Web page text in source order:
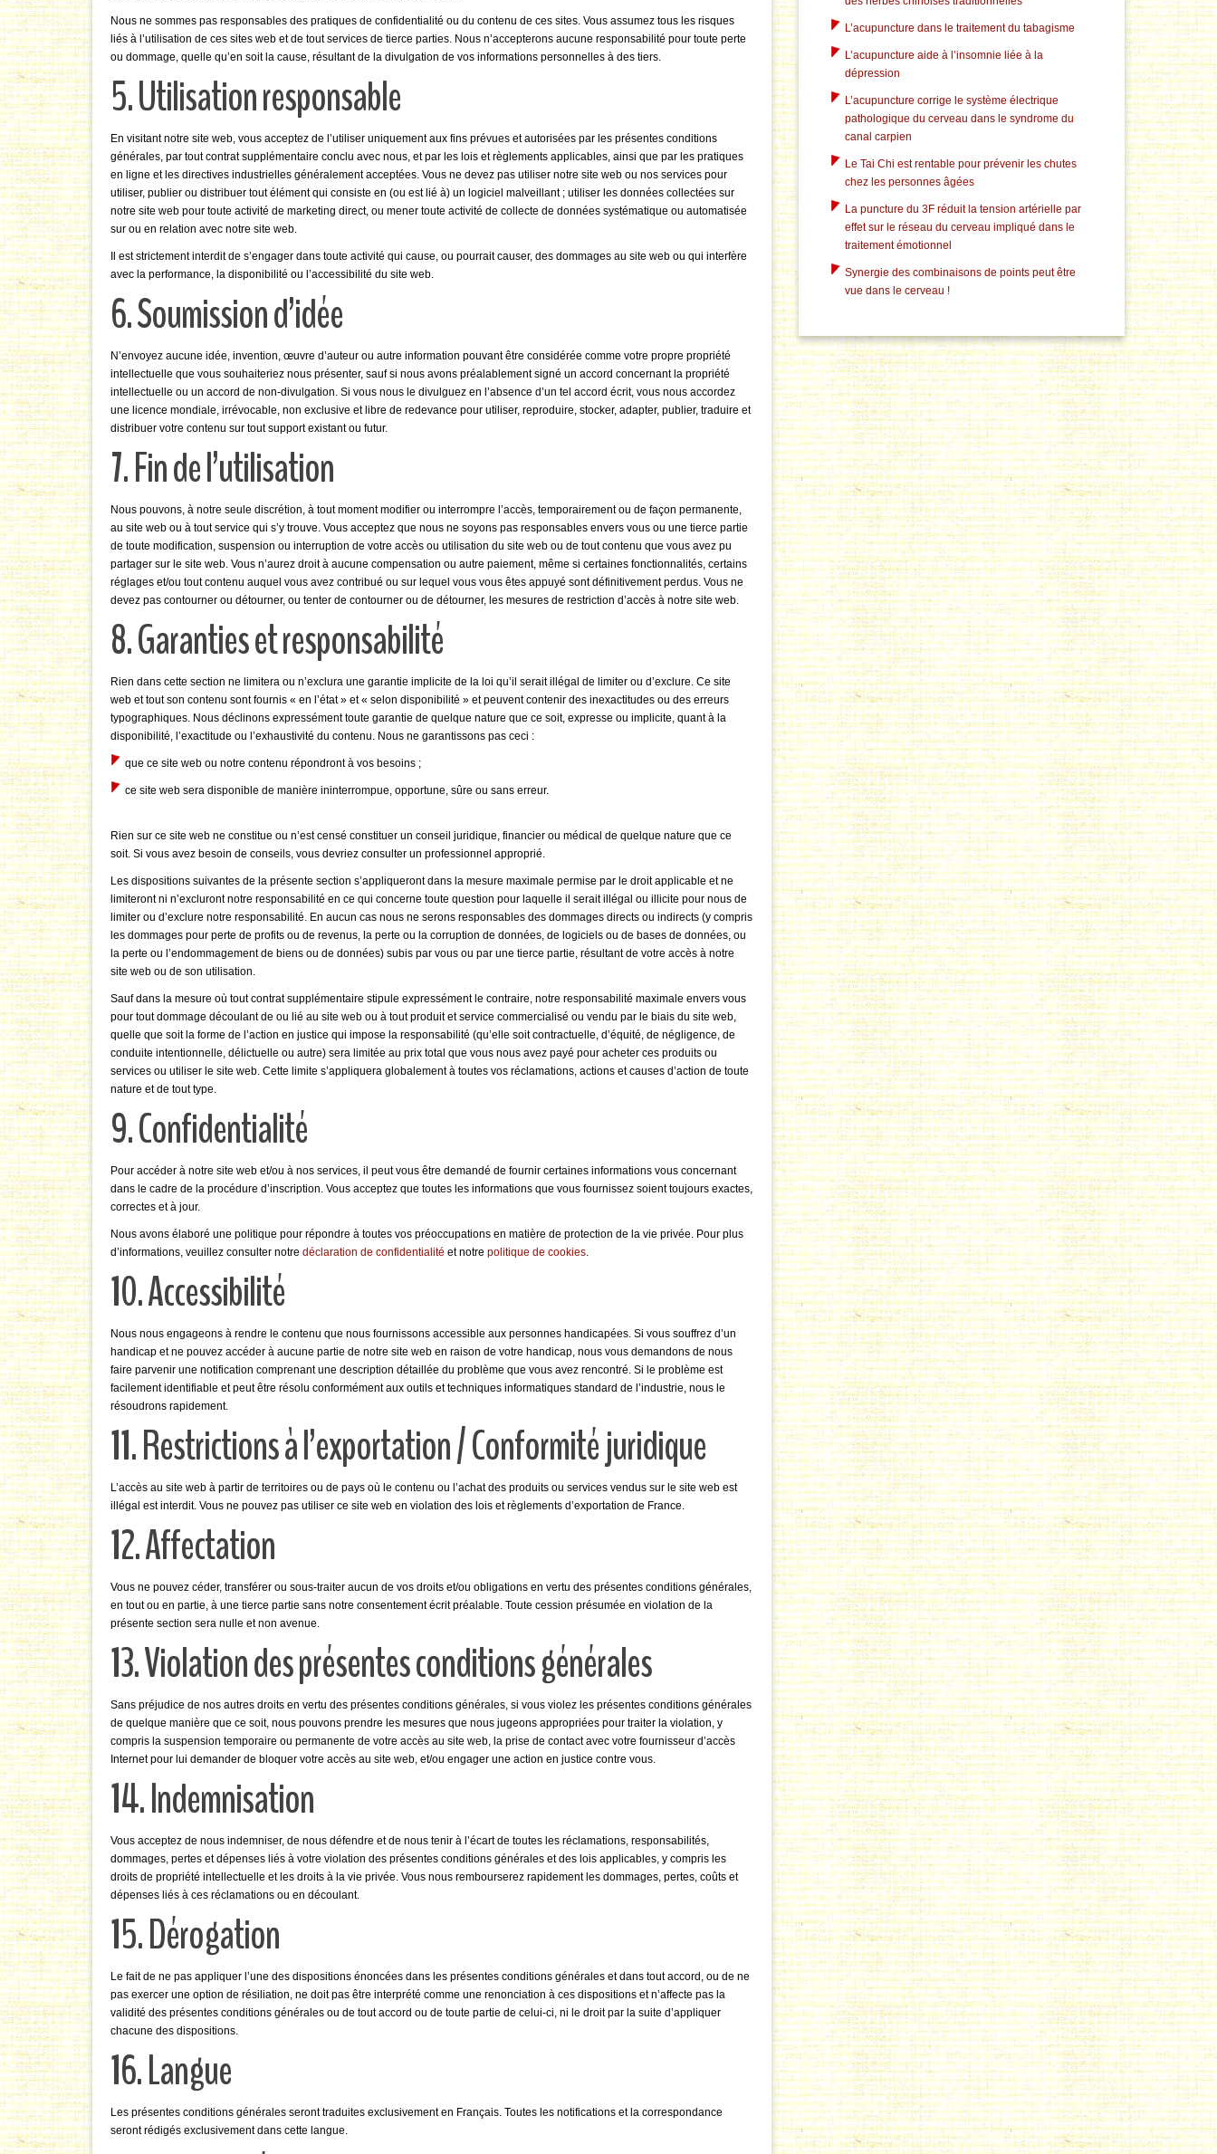
Nous ne sommes pas responsables des pratiques de confidentialité ou du contenu de ces sites. Vous assumez tous les risques
liés à l’utilisation de ces sites web et de tout services de tierce parties. Nous n’accepterons aucune responsabilité pour toute perte
ou dommage, quelle qu’en soit la cause, résultant de la divulgation de vos informations personnelles à des tiers.
5. Utilisation responsable
En visitant notre site web, vous acceptez de l’utiliser uniquement aux fins prévues et autorisées par les présentes conditions
générales, par tout contrat supplémentaire conclu avec nous, et par les lois et règlements applicables, ainsi que par les pratiques
en ligne et les directives industrielles généralement acceptées. Vous ne devez pas utiliser notre site web ou nos services pour
utiliser, publier ou distribuer tout élément qui consiste en (ou est lié à) un logiciel malveillant ; utiliser les données collectées sur
notre site web pour toute activité de marketing direct, ou mener toute activité de collecte de données systématique ou automatisée
sur ou en relation avec notre site web.
Il est strictement interdit de s’engager dans toute activité qui cause, ou pourrait causer, des dommages au site web ou qui interfère
avec la performance, la disponibilité ou l’accessibilité du site web.
6. Soumission d’idée
N’envoyez aucune idée, invention, œuvre d’auteur ou autre information pouvant être considérée comme votre propre propriété
intellectuelle que vous souhaiteriez nous présenter, sauf si nous avons préalablement signé un accord concernant la propriété
intellectuelle ou un accord de non-divulgation. Si vous nous le divulguez en l’absence d’un tel accord écrit, vous nous accordez
une licence mondiale, irrévocable, non exclusive et libre de redevance pour utiliser, reproduire, stocker, adapter, publier, traduire et
distribuer votre contenu sur tout support existant ou futur.
7. Fin de l’utilisation
Nous pouvons, à notre seule discrétion, à tout moment modifier ou interrompre l’accès, temporairement ou de façon permanente,
au site web ou à tout service qui s’y trouve. Vous acceptez que nous ne soyons pas responsables envers vous ou une tierce partie
de toute modification, suspension ou interruption de votre accès ou utilisation du site web ou de tout contenu que vous avez pu
partager sur le site web. Vous n’aurez droit à aucune compensation ou autre paiement, même si certaines fonctionnalités, certains
réglages et/ou tout contenu auquel vous avez contribué ou sur lequel vous vous êtes appuyé sont définitivement perdus. Vous ne
devez pas contourner ou détourner, ou tenter de contourner ou de détourner, les mesures de restriction d’accès à notre site web.
8. Garanties et responsabilité
Rien dans cette section ne limitera ou n’exclura une garantie implicite de la loi qu’il serait illégal de limiter ou d’exclure. Ce site
web et tout son contenu sont fournis « en l’état » et « selon disponibilité » et peuvent contenir des inexactitudes ou des erreurs
typographiques. Nous déclinons expressément toute garantie de quelque nature que ce soit, expresse ou implicite, quant à la
disponibilité, l’exactitude ou l’exhaustivité du contenu. Nous ne garantissons pas ceci :
que ce site web ou notre contenu répondront à vos besoins ;
ce site web sera disponible de manière ininterrompue, opportune, sûre ou sans erreur.
Rien sur ce site web ne constitue ou n’est censé constituer un conseil juridique, financier ou médical de quelque nature que ce
soit. Si vous avez besoin de conseils, vous devriez consulter un professionnel approprié.
Les dispositions suivantes de la présente section s’appliqueront dans la mesure maximale permise par le droit applicable et ne
limiteront ni n’excluront notre responsabilité en ce qui concerne toute question pour laquelle il serait illégal ou illicite pour nous de
limiter ou d’exclure notre responsabilité. En aucun cas nous ne serons responsables des dommages directs ou indirects (y compris
les dommages pour perte de profits ou de revenus, la perte ou la corruption de données, de logiciels ou de bases de données, ou
la perte ou l’endommagement de biens ou de données) subis par vous ou par une tierce partie, résultant de votre accès à notre
site web ou de son utilisation.
Sauf dans la mesure où tout contrat supplémentaire stipule expressément le contraire, notre responsabilité maximale envers vous
pour tout dommage découlant de ou lié au site web ou à tout produit et service commercialisé ou vendu par le biais du site web,
quelle que soit la forme de l’action en justice qui impose la responsabilité (qu’elle soit contractuelle, d’équité, de négligence, de
conduite intentionnelle, délictuelle ou autre) sera limitée au prix total que vous nous avez payé pour acheter ces produits ou
services ou utiliser le site web. Cette limite s’appliquera globalement à toutes vos réclamations, actions et causes d’action de toute
nature et de tout type.
9. Confidentialité
Pour accéder à notre site web et/ou à nos services, il peut vous être demandé de fournir certaines informations vous concernant
dans le cadre de la procédure d’inscription. Vous acceptez que toutes les informations que vous fournissez soient toujours exactes,
correctes et à jour.
Nous avons élaboré une politique pour répondre à toutes vos préoccupations en matière de protection de la vie privée. Pour plus
d’informations, veuillez consulter notre déclaration de confidentialité et notre politique de cookies.
10. Accessibilité
Nous nous engageons à rendre le contenu que nous fournissons accessible aux personnes handicapées. Si vous souffrez d’un
handicap et ne pouvez accéder à aucune partie de notre site web en raison de votre handicap, nous vous demandons de nous
faire parvenir une notification comprenant une description détaillée du problème que vous avez rencontré. Si le problème est
facilement identifiable et peut être résolu conformément aux outils et techniques informatiques standard de l’industrie, nous le
résoudrons rapidement.
11. Restrictions à l’exportation / Conformité juridique
L’accès au site web à partir de territoires ou de pays où le contenu ou l’achat des produits ou services vendus sur le site web est
illégal est interdit. Vous ne pouvez pas utiliser ce site web en violation des lois et règlements d’exportation de France.
12. Affectation
Vous ne pouvez céder, transférer ou sous-traiter aucun de vos droits et/ou obligations en vertu des présentes conditions générales,
en tout ou en partie, à une tierce partie sans notre consentement écrit préalable. Toute cession présumée en violation de la
présente section sera nulle et non avenue.
13. Violation des présentes conditions générales
Sans préjudice de nos autres droits en vertu des présentes conditions générales, si vous violez les présentes conditions générales
de quelque manière que ce soit, nous pouvons prendre les mesures que nous jugeons appropriées pour traiter la violation, y
compris la suspension temporaire ou permanente de votre accès au site web, la prise de contact avec votre fournisseur d’accès
Internet pour lui demander de bloquer votre accès au site web, et/ou engager une action en justice contre vous.
14. Indemnisation
Vous acceptez de nous indemniser, de nous défendre et de nous tenir à l’écart de toutes les réclamations, responsabilités,
dommages, pertes et dépenses liés à votre violation des présentes conditions générales et des lois applicables, y compris les
droits de propriété intellectuelle et les droits à la vie privée. Vous nous rembourserez rapidement les dommages, pertes, coûts et
dépenses liés à ces réclamations ou en découlant.
15. Dérogation
Le fait de ne pas appliquer l’une des dispositions énoncées dans les présentes conditions générales et dans tout accord, ou de ne
pas exercer une option de résiliation, ne doit pas être interprété comme une renonciation à ces dispositions et n’affecte pas la
validité des présentes conditions générales ou de tout accord ou de toute partie de celui-ci, ni le droit par la suite d’appliquer
chacune des dispositions.
16. Langue
Les présentes conditions générales seront traduites exclusivement en Français. Toutes les notifications et la correspondance
seront rédigés exclusivement dans cette langue.
L’acupuncture dans le traitement du tabagisme
L’acupuncture aide à l’insomnie liée à la
dépression
L’acupuncture corrige le système électrique
pathologique du cerveau dans le syndrome du
canal carpien
Le Tai Chi est rentable pour prévenir les chutes
chez les personnes âgées
La puncture du 3F réduit la tension artérielle par
effet sur le réseau du cerveau impliqué dans le
traitement émotionnel
Synergie des combinaisons de points peut être
vue dans le cerveau !